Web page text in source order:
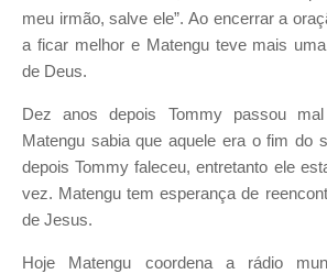
meu irmão, salve ele”. Ao encerrar a
a ficar melhor e Matengu teve mais
de Deus.
Dez anos depois Tommy passou
Matengu sabia que aquele era o fim do
depois Tommy faleceu, entretanto ele
vez. Matengu tem esperança de
de Jesus.
Hoje Matengu coordena a rádio